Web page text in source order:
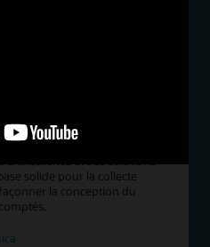
au secteur de l'assurance
Le système modèle
solide pour la collecte
la conception du